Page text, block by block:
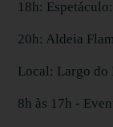
18h:
20h: Aldeia
Local: Largo do
8h às 17h -